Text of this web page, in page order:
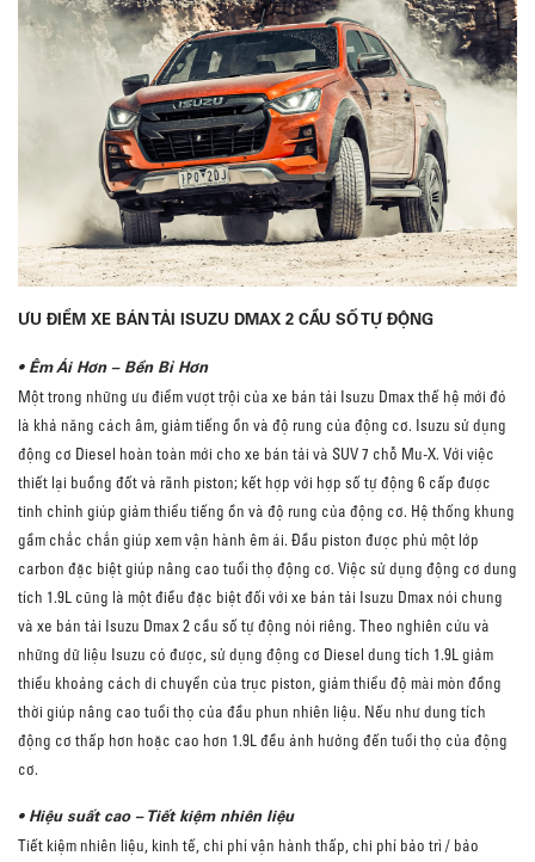
ƯU ĐIỂM XE BÁN TẢI ISUZU DMAX 2 CẦU SỐ TỰ ĐỘNG
• Êm Ái Hơn – Bền Bỉ Hơn
Một trong những ưu điểm vượt trội của xe bán tải Isuzu Dmax thế hệ mới đó
là khả năng cách âm, giảm tiếng ồn và độ rung của động cơ. Isuzu sử dụng
động cơ Diesel hoàn toàn mới cho xe bán tải và SUV 7 chỗ Mu-X. Với việc
thiết lại buồng đốt và rãnh piston; kết hợp với hợp số tự động 6 cấp được
tinh chỉnh giúp giảm thiểu tiếng ồn và độ rung của động cơ. Hệ thống khung
gầm chắc chắn giúp xem vận hành êm ái. Đầu piston được phủ một lớp
carbon đặc biệt giúp nâng cao tuổi thọ động cơ. Việc sử dụng động cơ dung
tích 1.9L cũng là một điều đặc biệt đối với xe bán tải Isuzu Dmax nói chung
và xe bán tải Isuzu Dmax 2 cầu số tự động nói riêng. Theo nghiên cứu và
những dữ liệu Isuzu có được, sử dụng động cơ Diesel dung tích 1.9L giảm
thiểu khoảng cách di chuyển của trục piston, giảm thiểu độ mài mòn đồng
thời giúp nâng cao tuổi thọ của đầu phun nhiên liệu. Nếu như dung tích
động cơ thấp hơn hoặc cao hơn 1.9L đều ảnh hưởng đến tuổi thọ của động
cơ.
• Hiệu suất cao – Tiết kiệm nhiên liệu
Tiết kiệm nhiên liệu, kinh tế, chi phí vận hành thấp, chi phí bảo trì / bảo